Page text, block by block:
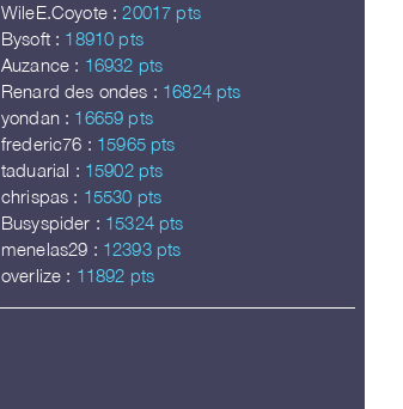
WileE.Coyote : 20017 pts
Bysoft : 18910 pts
Auzance : 16932 pts
Renard des ondes : 16824 pts
yondan : 16659 pts
frederic76 : 15965 pts
taduarial : 15902 pts
chrispas : 15530 pts
Busyspider : 15324 pts
menelas29 : 12393 pts
overlize : 11892 pts